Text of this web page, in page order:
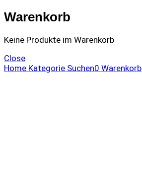
Warenkorb
Keine Produkte im Warenkorb
Close
Home Kategorie Suchen0 Warenkorb